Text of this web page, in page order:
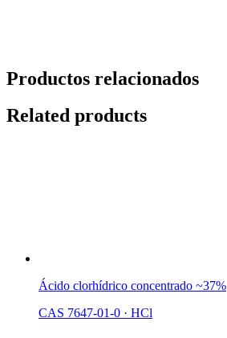
Productos relacionados
Related products
Ácido clorhídrico concentrado ~37%
CAS 7647-01-0 · HCl